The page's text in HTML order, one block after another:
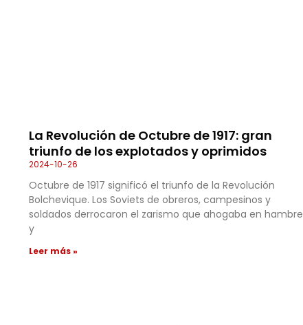
La Revolución de Octubre de 1917: gran
triunfo de los explotados y oprimidos
2024-10-26
Octubre de 1917 significó el triunfo de la Revolución
Bolchevique. Los Soviets de obreros, campesinos y
soldados derrocaron el zarismo que ahogaba en hambre
y
Leer más »